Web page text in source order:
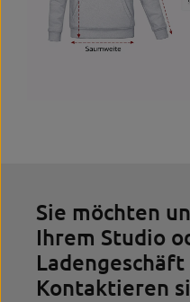
Sie möchten
Ihrem Studio
Kontaktieren